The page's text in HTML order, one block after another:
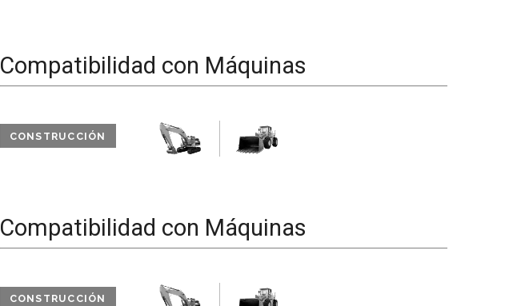
Compatibilidad con Máquinas
CONSTRUCCIÓN
Compatibilidad con Máquinas
CONSTRUCCIÓN